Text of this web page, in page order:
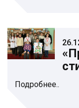
Подробнее..